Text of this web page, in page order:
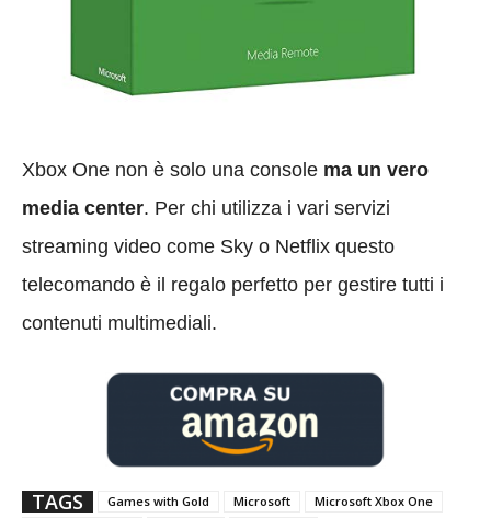
Xbox One non è solo una console ma un vero
media center. Per chi utilizza i vari servizi
streaming video come Sky o Netflix questo
telecomando è il regalo perfetto per gestire tutti i
contenuti multimediali.
TAGS Games with Gold Microsoft Microsoft Xbox One